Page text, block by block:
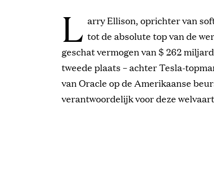
L arry Ellison, oprichter van
tot de absolute top van de
geschat vermogen van $ 262
tweede plaats – achter Tesla-
van Oracle op de Amerikaanse
verantwoordelijk voor deze